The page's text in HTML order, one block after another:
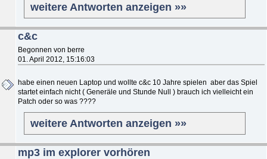
weitere Antworten anzeigen »»
c&c
Begonnen von berre
01. April 2012, 15:16:03
habe einen neuen Laptop und wollte c&c 10 Jahre spielen aber das Spiel
startet einfach nicht ( Generäle und Stunde Null ) brauch ich vielleicht ein
Patch oder so was ????
weitere Antworten anzeigen »»
mp3 im explorer vorhören